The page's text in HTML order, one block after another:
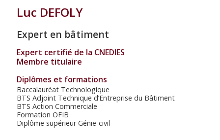
Luc DEFOLY
Expert en bâtiment
Expert certifié de la CNEDIES
Membre titulaire
Diplômes et formations
Baccalauréat Technologique
BTS Adjoint Technique d’Entreprise du Bâtiment
BTS Action Commerciale
Formation OFIB
Diplôme supérieur Génie-civil